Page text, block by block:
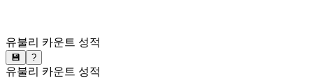
유불리 카운트 성적
💾 ?
유불리 카운트 성적